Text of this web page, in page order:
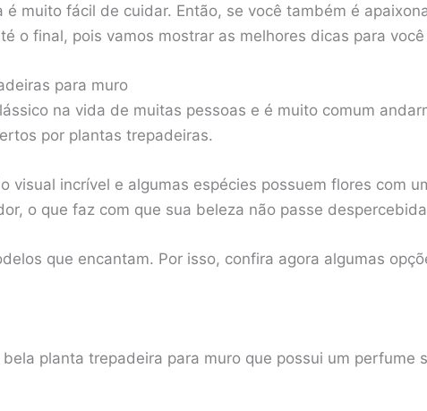
é muito fácil de cuidar. Então, se você também é
o final, pois vamos mostrar as melhores dicas para
para muro
na vida de muitas pessoas e é muito comum
por plantas trepadeiras.
visual incrível e algumas espécies possuem flores com
o que faz com que sua beleza não passe
que encantam. Por isso, confira agora algumas
planta trepadeira para muro que possui um perfume